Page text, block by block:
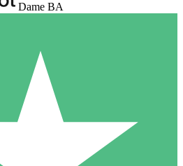
Dame BA